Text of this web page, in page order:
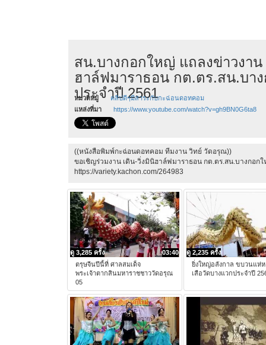
สน.บางกอกใหญ่ แถลงข่าวงาน
ฮาล์ฟมาราธอน กต.ตร.สน.บา
ประจำปี 2561
หมวดหมู่
คลิปดีๆมีสาระกับกะฉ่อนดอทคอม
แหล่งที่มา
https://www.youtube.com/watch?v=gh9BN0G6ta8
((หนังสือพิมพ์กะฉ่อนดอทคอม ทีมงาน วิทย์ วัดอรุณ))
ขอเชิญร่วมงาน เดิน-วิ่งมินิฮาล์ฟมาราธอน กต.ตร.สน.บางกอก
https://variety.kachon.com/264983
03:40
ดู 3,285 ครั้ง
ตรุษจีนปีนี้ที่ ศาลสมเด็จ
พระเจ้าตากสินมหาราชชาววัดอรุณ
05
ดู 2,235 ครั้ง
ยิ่งใหญ่อลังกาล ขบวนแห่
เสือวัดบางแวกประจำปี